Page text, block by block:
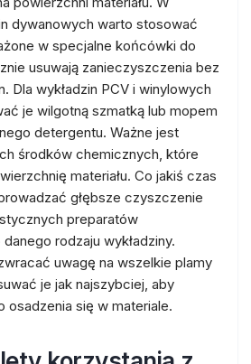
dywanowych warto stosować
w specjalne końcówki do
usuwają zanieczyszczenia bez
Dla wykładzin PCV i winylowych
je wilgotną szmatką lub mopem
detergentu. Ważne jest
środków chemicznych, które
materiału. Co jakiś czas
głębsze czyszczenie
preparatów
rodzaju wykładziny.
uwagę na wszelkie plamy
je jak najszybciej, aby
osadzenia się w materiale.